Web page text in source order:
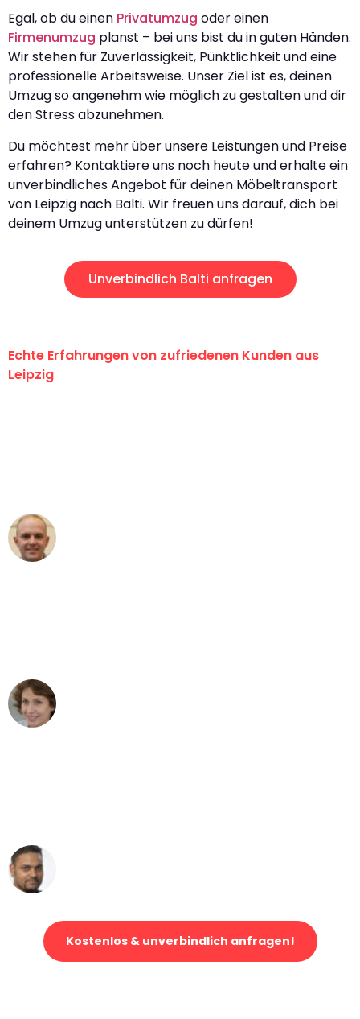
Egal, ob du einen Privatumzug oder einen
Firmenumzug planst – bei uns bist du in guten Händen.
Wir stehen für Zuverlässigkeit, Pünktlichkeit und eine
professionelle Arbeitsweise. Unser Ziel ist es, deinen
Umzug so angenehm wie möglich zu gestalten und dir
den Stress abzunehmen.
Du möchtest mehr über unsere Leistungen und Preise
erfahren? Kontaktiere uns noch heute und erhalte ein
unverbindliches Angebot für deinen Möbeltransport
von Leipzig nach Balti. Wir freuen uns darauf, dich bei
deinem Umzug unterstützen zu dürfen!
Unverbindlich Balti anfragen
Echte Erfahrungen von zufriedenen Kunden aus
Leipzig
Kostenlos & unverbindlich anfragen!